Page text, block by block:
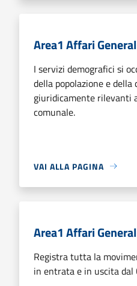
Area1 Affari
I servizi demografici si
della popolazione e
giuridicamente
comunale.
VAI ALLA PAGINA
Area1 Affari
Registra tutta la
in entrata e in uscita dal